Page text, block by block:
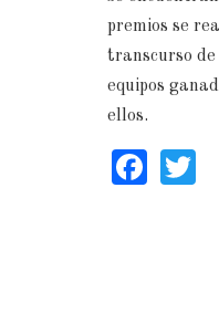
premios se
transcurso de
equipos
ellos.